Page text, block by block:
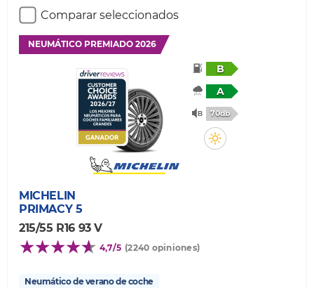
Comparar seleccionados
NEUMÁTICO PREMIADO 2026
B
A
70db
MICHELIN
PRIMACY 5
215/55 R16 93 V
4,7/5 (2240 opiniones)
Neumático de verano de coche